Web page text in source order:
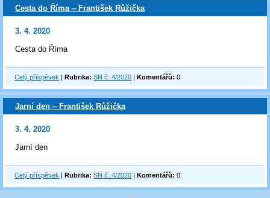
Cesta do Říma ‒ František Růžička
3. 4. 2020
Cesta do Říma
Celý příspěvek |Rubrika: SN č. 4/2020 |Komentářů: 0
Jarní den ‒ František Růžička
3. 4. 2020
Jarní den
Celý příspěvek |Rubrika: SN č. 4/2020 |Komentářů: 0